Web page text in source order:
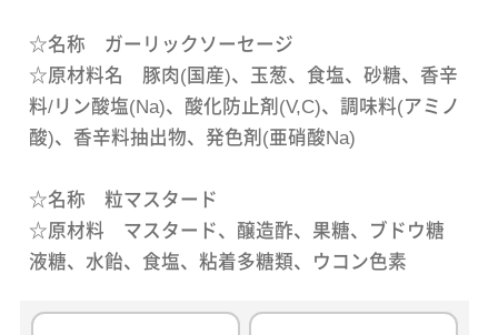
☆名称 ガーリックソーセージ
☆原材料名 豚肉(国産)、玉葱、食塩、砂糖、香辛
料/リン酸塩(Na)、酸化防止剤(V,C)、調味料(アミノ
酸)、香辛料抽出物、発色剤(亜硝酸Na)
☆名称 粒マスタード
☆原材料 マスタード、醸造酢、果糖、ブドウ糖
液糖、水飴、食塩、粘着多糖類、ウコン色素